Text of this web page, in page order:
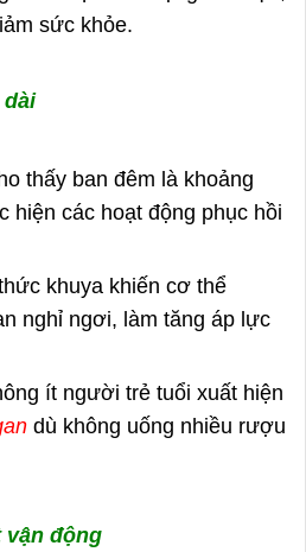
sức khỏe.
dài
thấy ban đêm là khoảng
hiện các hoạt động phục hồi
khuya khiến cơ thể
nghỉ ngơi, làm tăng áp lực
ít người trẻ tuổi xuất hiện
dù không uống nhiều rượu
vận động